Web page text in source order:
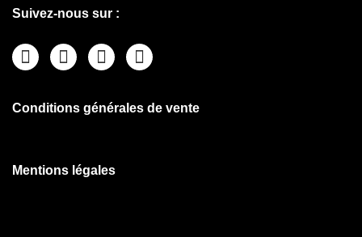
Suivez-nous sur :
Conditions générales de vente
Mentions légales